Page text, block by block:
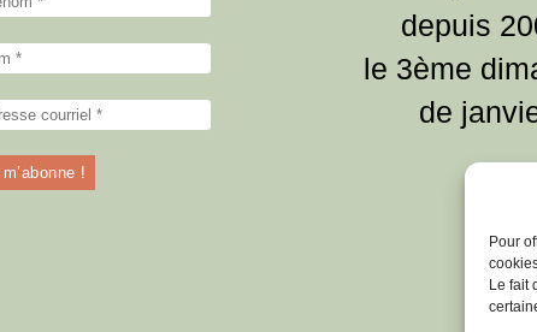
Pour
Le fait
depuis
le 3ème
de